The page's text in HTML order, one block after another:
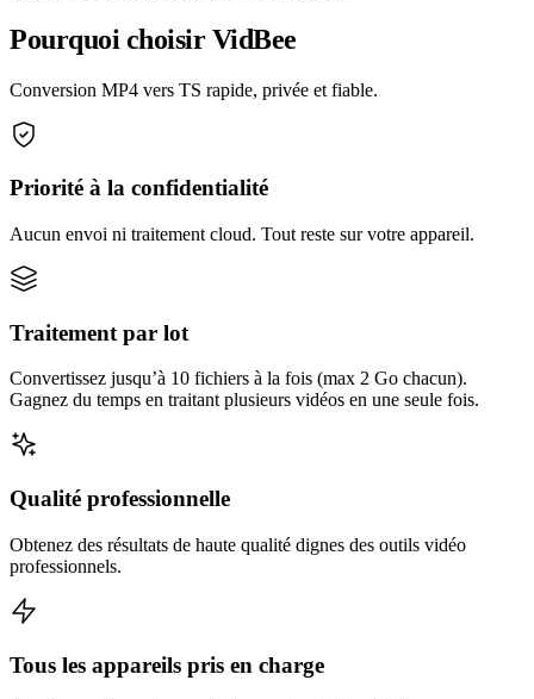
Pourquoi choisir VidBee
Conversion MP4 vers TS rapide, privée et fiable.
Priorité à la confidentialité
Aucun envoi ni traitement cloud. Tout reste sur votre appareil.
Traitement par lot
Convertissez jusqu’à 10 fichiers à la fois (max 2 Go chacun).
Gagnez du temps en traitant plusieurs vidéos en une seule fois.
Qualité professionnelle
Obtenez des résultats de haute qualité dignes des outils vidéo
professionnels.
Tous les appareils pris en charge